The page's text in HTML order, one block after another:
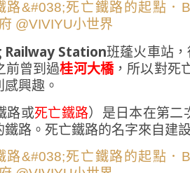
Railway Station班蓬火車站
前曾到過桂河大橋，所以對死
興趣。
路或死亡鐵路）是日本在第二
路。死亡鐵路的名字來自建